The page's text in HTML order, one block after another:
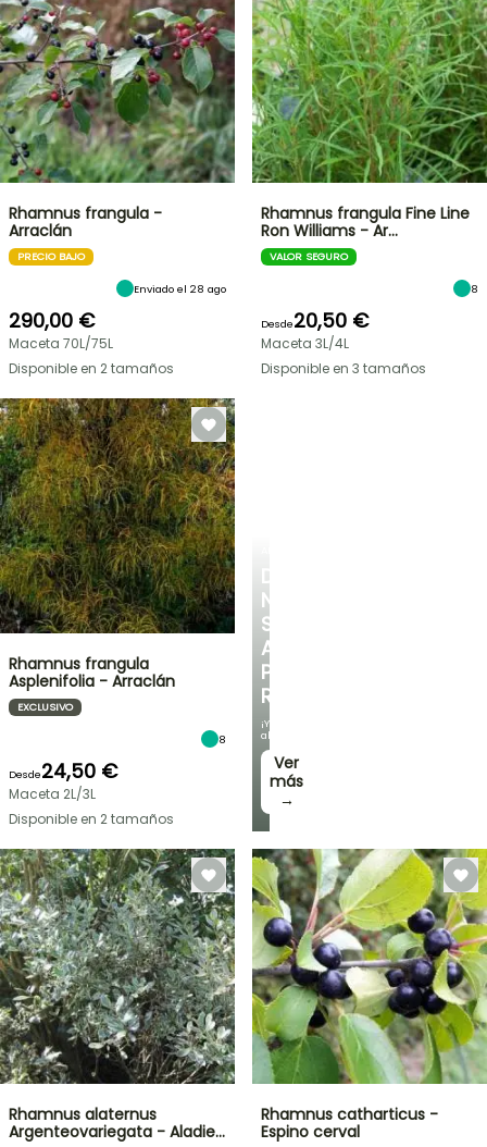
DESCUBRE
NUESTRA
SELECCIÓN
A
PRECIOS
REDUCIDOS
¡Y
ahorra!
Ver
más
→
Rhamnus frangula -
Arraclán
PRECIO BAJO
Enviado el 28 ago
290,00 €
Maceta 70L/75L
Disponible en 2 tamaños
Rhamnus frangula Fine Line
Ron Williams - Ar…
VALOR SEGURO
8
Desde20,50 €
Maceta 3L/4L
Disponible en 3 tamaños
Rhamnus frangula
Asplenifolia - Arraclán
EXCLUSIVO
8
Desde24,50 €
Maceta 2L/3L
Disponible en 2 tamaños
Rhamnus alaternus
Argenteovariegata - Aladie…
Rhamnus catharticus -
Espino cerval